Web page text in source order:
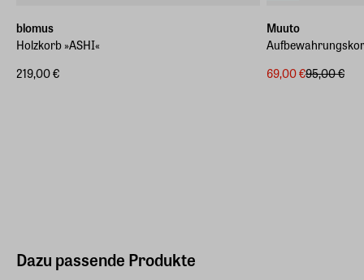
blomus
Holzkorb »ASHI«
219,00 €
Muuto
69,00 €95,00 €
Dazu passende Produkte